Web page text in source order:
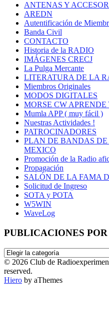
ANTENAS Y
AREDN
Autentificación de
Banda Civil
CONTACTO
Historia de la RADIO
IMÁGENES CRECJ
La Pulga Mercante
LITERATURA DE LA
Miembros Originales
MODOS DIGITALES
MORSE CW APRENDE
Mumla APP ( muy fácil )
Nuestras Actividades !
PATROCINADORES
PLAN DE BANDAS
MEXICO
Promoción de la Radio
Propagación
SALÓN DE LA FAMA
Solicitud de Ingreso
SOTA y POTA
W5WIN
WaveLog
PUBLICACIONES
PUBLICACIONES
POR
CATEGORÍA
© 2026 Club de
reserved.
Hiero by aThemes